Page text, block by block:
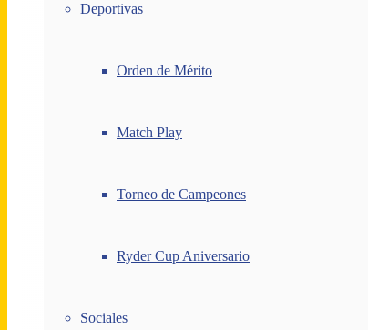
Deportivas
Orden de Mérito
Match Play
Torneo de Campeones
Ryder Cup Aniversario
Sociales